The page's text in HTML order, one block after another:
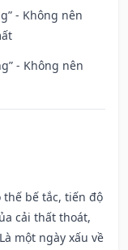
- Không nên
- Không nên
thế bế tắc, tiến độ
cải thất thoát,
một ngày xấu về